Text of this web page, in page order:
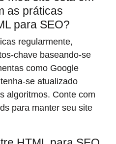
as práticas
para SEO?
regularmente,
chave baseando-se
como Google
se atualizado
algoritmos. Conte com
para manter seu site